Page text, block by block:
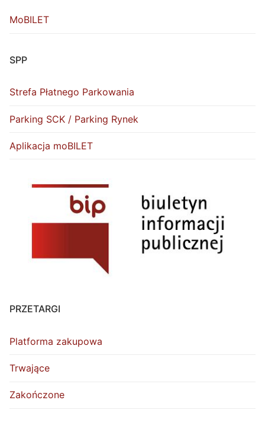
MoBILET
SPP
Strefa Płatnego Parkowania
Parking SCK / Parking Rynek
Aplikacja moBILET
PRZETARGI
Platforma zakupowa
Trwające
Zakończone